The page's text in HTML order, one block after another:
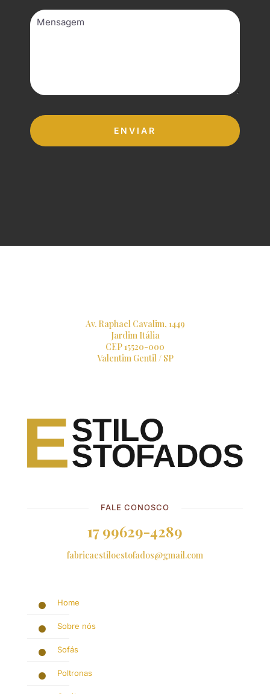
Av. Raphael Cavalim, 1449
Jardim Itália
CEP 15520-000
Valentim Gentil / SP
FALE CONOSCO
17 99629-4289
fabricaestiloestofados@gmail.com
Home
Sobre nós
Sofás
Poltronas